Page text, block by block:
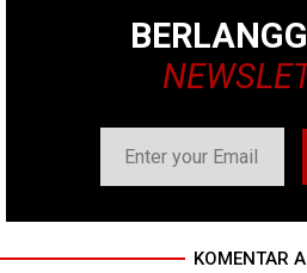
KOMENTAR